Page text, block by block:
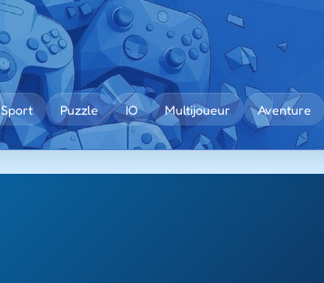
Sport Puzzle IO Multijoueur Aventure